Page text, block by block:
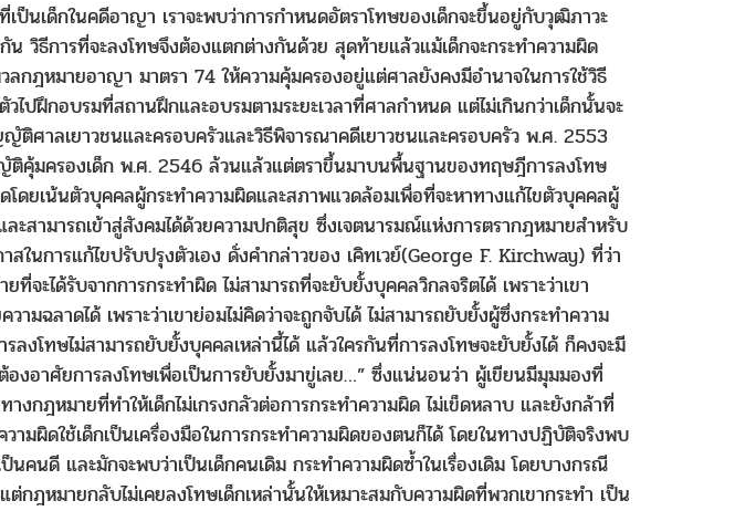
เด็กในคดีอาญา เราจะพบว่าการกำหนดอัตราโทษของเด็กจะขึ้นอยู่กับวุฒิภาวะ
วิธีการที่จะลงโทษจึงต้องแตกต่างกันด้วย สุดท้ายแล้วแม้เด็กจะกระทำความผิด
ลกฎหมายอาญา มาตรา 74 ให้ความคุ้มครองอยู่แต่ศาลยังคงมีอำนาจในการใช้วิธี
ปฝึกอบรมที่สถานฝึกและอบรมตามระยะเวลาที่ศาลกำหนด แต่ไม่เกินกว่าเด็กนั้นจะ
ศาลเยาวชนและครอบครัวและวิธีพิจารณาคดีเยาวชนและครอบครัว พ.ศ. 2553
คุ้มครองเด็ก พ.ศ. 2546 ล้วนแล้วแต่ตราขึ้นมาบนพื้นฐานของทฤษฎีการลงโทษ
โดยเน้นตัวบุคคลผู้กระทำความผิดและสภาพแวดล้อมเพื่อที่จะหาทางแก้ไขตัวบุคคลผู้
ะสามารถเข้าสู่สังคมได้ด้วยความปกติสุข ซึ่งเจตนารมณ์แห่งการตรากฎหมายสำหรับ
สในการแก้ไขปรับปรุงตัวเอง ดั่งคำกล่าวของ เคิทเวย์(George F. Kirchway) ที่ว่า
จะได้รับจากการกระทำผิด ไม่สามารถที่จะยับยั้งบุคคลวิกลจริตได้ เพราะว่าเขา
ฉลาดได้ เพราะว่าเขาย่อมไม่คิดว่าจะถูกจับได้ ไม่สามารถยับยั้งผู้ซึ่งกระทำความ
ลงโทษไม่สามารถยับยั้งบุคคลเหล่านี้ได้ แล้วใครกันที่การลงโทษจะยับยั้งได้ ก็คงจะมี
งอาศัยการลงโทษเพื่อเป็นการยับยั้งมาขู่เลย…” ซึ่งแน่นอนว่า ผู้เขียนมีมุมมองที่
งกฎหมายที่ทำให้เด็กไม่เกรงกลัวต่อการกระทำความผิด ไม่เข็ดหลาบ และยังกล้าที่
มผิดใช้เด็กเป็นเครื่องมือในการกระทำความผิดของตนก็ได้ โดยในทางปฏิบัติจริงพบ
คนดี และมักจะพบว่าเป็นเด็กคนเดิม กระทำความผิดซ้ำในเรื่องเดิม โดยบางกรณี
ฎหมายกลับไม่เคยลงโทษเด็กเหล่านั้นให้เหมาะสมกับความผิดที่พวกเขากระทำ เป็น